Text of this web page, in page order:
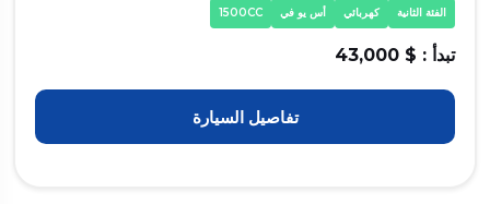
الفئة الثانية كهربائي أس يو في 1500CC
تبدأ : $ 43,000
تفاصيل السيارة